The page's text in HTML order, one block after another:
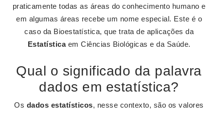
praticamente todas as áreas do conhecimento humano e
em algumas áreas recebe um nome especial. Este é o
caso da Bioestatística, que trata de aplicações da
Estatísticaem Ciências Biológicas e da Saúde.
Qual o significado da palavra
dados em estatística?
Os dados estatísticos, nesse contexto, são os valores